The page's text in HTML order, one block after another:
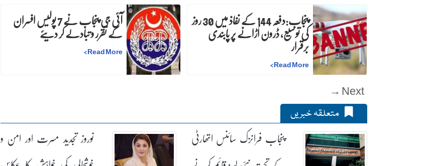
پنجاب:دفعہ 144 کے نفاذ میں 30 روز کی توسیع، ڈرون اُڑانے پر پابندی
برقرار
Read More
>
آئی جی پنجاب نے 7 پولیس افسرانکے تقرر و تبادلے کر دیئے
Read More
>
Next →
متعلقہ خبریں
پنجاب فرانزک سائنس اتھارٹی
نوروز تجدید مسرت اور امن و